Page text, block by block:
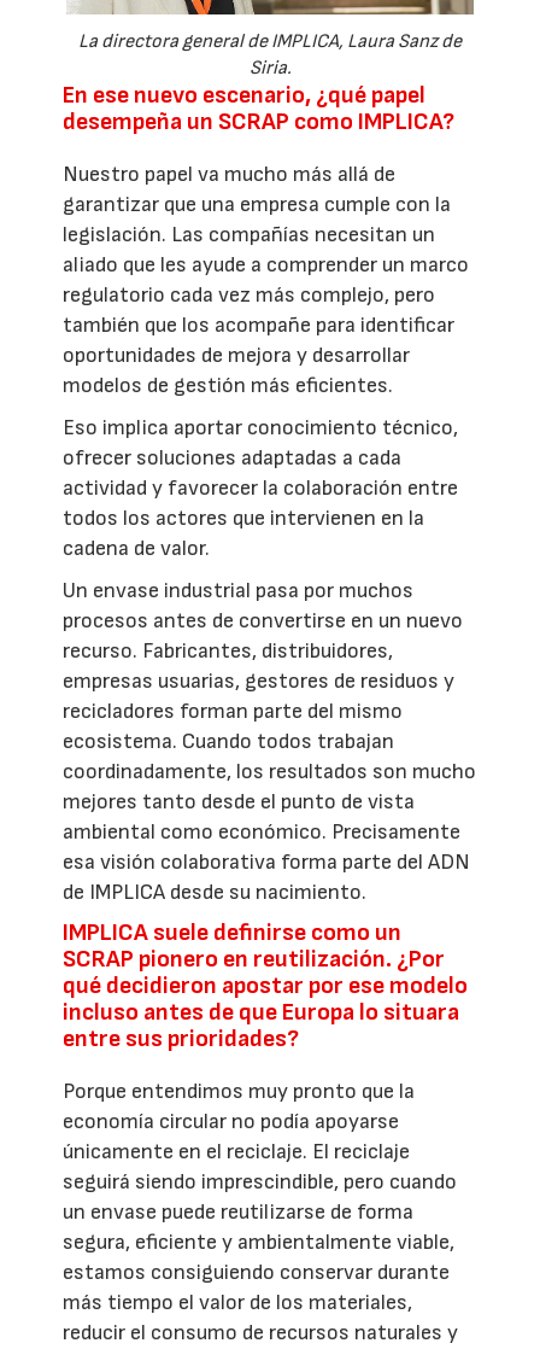
La directora general de IMPLICA, Laura Sanz de
Siria.
En ese nuevo escenario, ¿qué papel
desempeña un SCRAP como IMPLICA?
Nuestro papel va mucho más allá de
garantizar que una empresa cumple con la
legislación. Las compañías necesitan un
aliado que les ayude a comprender un marco
regulatorio cada vez más complejo, pero
también que los acompañe para identificar
oportunidades de mejora y desarrollar
modelos de gestión más eficientes.
Eso implica aportar conocimiento técnico,
ofrecer soluciones adaptadas a cada
actividad y favorecer la colaboración entre
todos los actores que intervienen en la
cadena de valor.
Un envase industrial pasa por muchos
procesos antes de convertirse en un nuevo
recurso. Fabricantes, distribuidores,
empresas usuarias, gestores de residuos y
recicladores forman parte del mismo
ecosistema. Cuando todos trabajan
coordinadamente, los resultados son mucho
mejores tanto desde el punto de vista
ambiental como económico. Precisamente
esa visión colaborativa forma parte del ADN
de IMPLICA desde su nacimiento.
IMPLICA suele definirse como un
SCRAP pionero en reutilización. ¿Por
qué decidieron apostar por ese modelo
incluso antes de que Europa lo situara
entre sus prioridades?
Porque entendimos muy pronto que la
economía circular no podía apoyarse
únicamente en el reciclaje. El reciclaje
seguirá siendo imprescindible, pero cuando
un envase puede reutilizarse de forma
segura, eficiente y ambientalmente viable,
estamos consiguiendo conservar durante
más tiempo el valor de los materiales,
reducir el consumo de recursos naturales y